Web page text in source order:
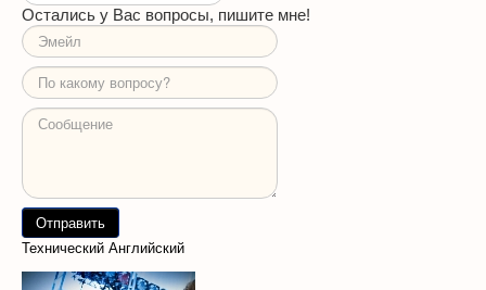
Остались у Вас вопросы, пишите мне!
Технический Английский